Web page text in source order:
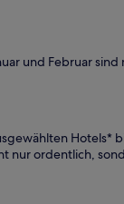
und Februar sind
Hotels*
nur ordentlich,